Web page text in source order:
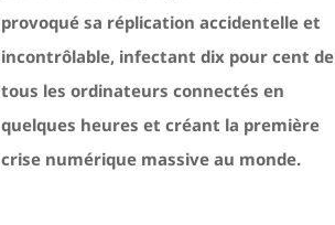
provoqué sa réplication accidentelle et
incontrôlable, infectant dix pour cent de
tous les ordinateurs connectés en
quelques heures et créant la première
crise numérique massive au monde.